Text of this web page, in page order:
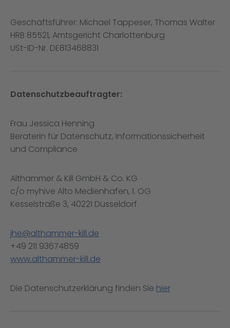
Geschäftsführer: Michael Tappeser, Thomas Walter
HRB 85521, Amtsgericht Charlottenburg
USt-ID-Nr. DE813468831
Datenschutzbeauftragter:
Frau Jessica Henning
Beraterin für Datenschutz, Informationssicherheit
und Compliance
Althammer & Kill GmbH & Co. KG
c/o myhive Alto Medienhafen, 1. OG
Kesselstraße 3, 40221 Düsseldorf
jhe@althammer-kill.de
+49 211 93674859
www.althammer-kill.de
Die Datenschutzerklärung finden Sie hier